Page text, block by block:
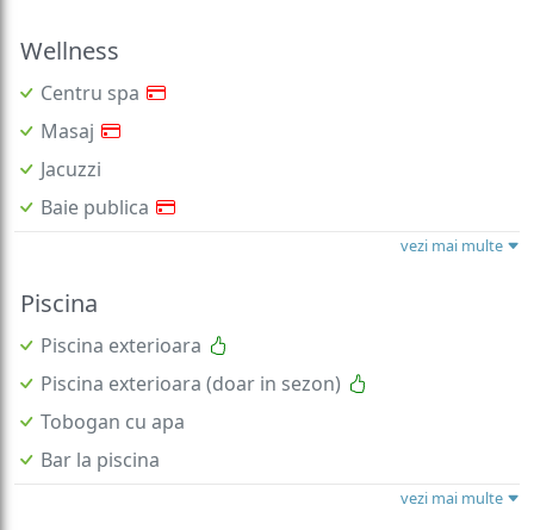
Wellness
Centru spa
Masaj
Jacuzzi
Baie publica
vezi mai multe
Piscina
Piscina exterioara
Piscina exterioara (doar in sezon)
Tobogan cu apa
Bar la piscina
vezi mai multe